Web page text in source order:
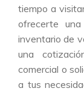
tiempo a
ofrecerte
inventario de
una
comercial o
a tus